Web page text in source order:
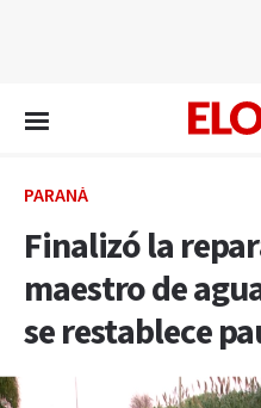
PARANÁ
Finalizó la
maestro de
se restablece